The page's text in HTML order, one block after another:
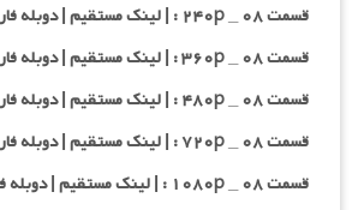
قسمت ۰۸ _ ۲۴۰p : | لینک مستقیم | دوبله فارسی
قسمت ۰۸ _ ۳۶۰p : | لینک مستقیم | دوبله فارسی
قسمت ۰۸ _ ۴۸۰p : | لینک مستقیم | دوبله فارسی
قسمت ۰۸ _ ۷۲۰p : | لینک مستقیم | دوبله فارسی
قسمت ۰۸ _ ۱۰۸۰p : | لینک مستقیم | دوبله فارسی